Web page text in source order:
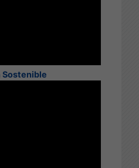
Sostenible